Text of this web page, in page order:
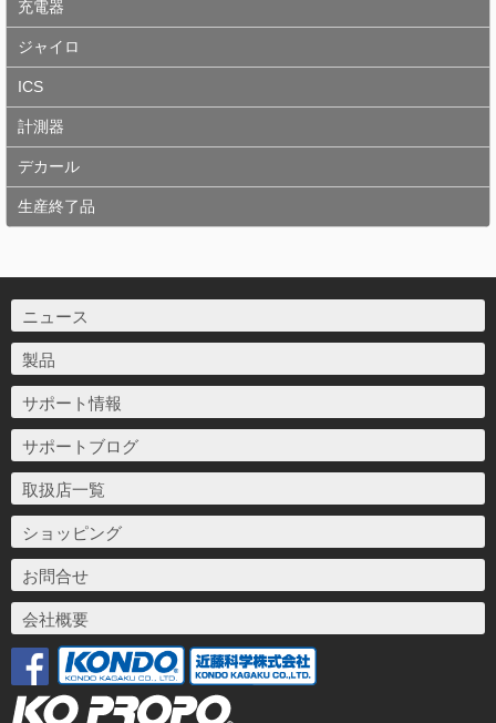
充電器
ジャイロ
ICS
計測器
デカール
生産終了品
ニュース
製品
サポート情報
サポートブログ
取扱店一覧
ショッピング
お問合せ
会社概要